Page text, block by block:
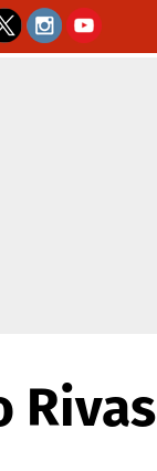
Rivas